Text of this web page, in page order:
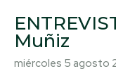
Muñiz
miércoles 5 agosto